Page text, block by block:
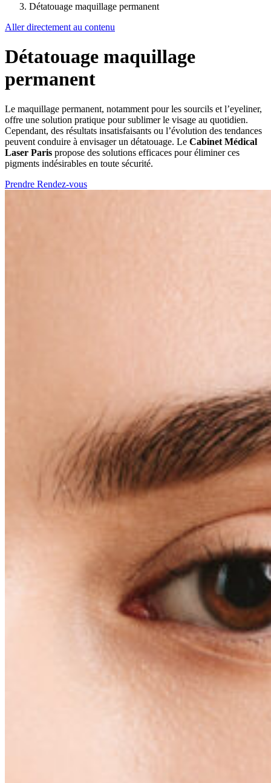
Détatouage maquillage permanent
Aller directement au contenu
Détatouage maquillage
permanent
Le maquillage permanent, notamment pour les sourcils et l’eyeliner,
offre une solution pratique pour sublimer le visage au quotidien.
Cependant, des résultats insatisfaisants ou l’évolution des tendances
peuvent conduire à envisager un détatouage. Le Cabinet Médical
Laser Paris propose des solutions efficaces pour éliminer ces
pigments indésirables en toute sécurité.
Prendre Rendez-vous